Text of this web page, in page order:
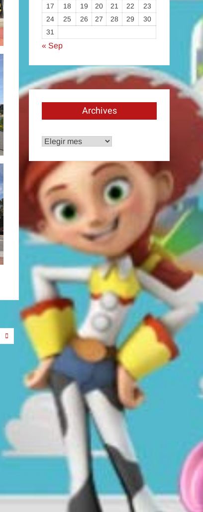
17
18 19 20 21 22
23
24
25 26 27 28 29
30
31
« Sep
Archives
Archives